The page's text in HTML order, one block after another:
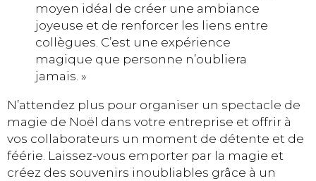
moyen idéal de créer une ambiance
joyeuse et de renforcer les liens entre
collègues. C’est une expérience
magique que personne n’oubliera
jamais. »
N’attendez plus pour organiser un spectacle de
magie de Noël dans votre entreprise et offrir à
vos collaborateurs un moment de détente et de
féérie. Laissez-vous emporter par la magie et
créez des souvenirs inoubliables grâce à un